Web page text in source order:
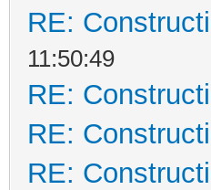
RE:
11:50:49
RE:
RE:
RE: